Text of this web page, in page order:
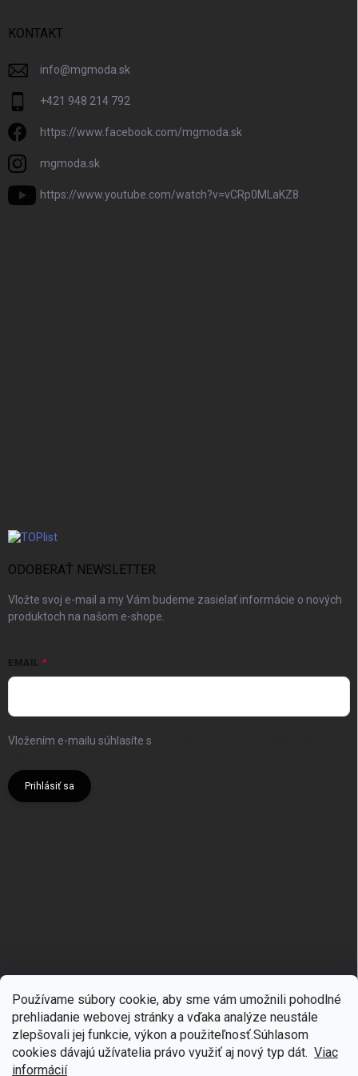
Používame súbory cookie, aby sme vám umožnili pohodlné
prehliadanie webovej stránky a vďaka analýze neustále
zlepšovali jej funkcie, výkon a použiteľnosť.Súhlasom
cookies dávajú užívatelia právo využiť aj nový typ dát. Viac
informácií
KONTAKT
info@mgmoda.sk
+421 948 214 792
https://www.facebook.com/mgmoda.sk
mgmoda.sk
https://www.youtube.com/watch?v=vCRp0MLaKZ8
ODOBERAŤ NEWSLETTER
Vložte svoj e-mail a my Vám budeme zasielať informácie o nových
produktoch na našom e-shope.
EMAIL
Vložením e-mailu súhlasíte s
Prihlásiť sa
Copyright 2026 mgmoda.sk . Všetky práva vyhradené.Upraviť nastavenie
🎁Získajte 7 % zľavu na prvý nákup
Prihláste sa k odberu noviniek